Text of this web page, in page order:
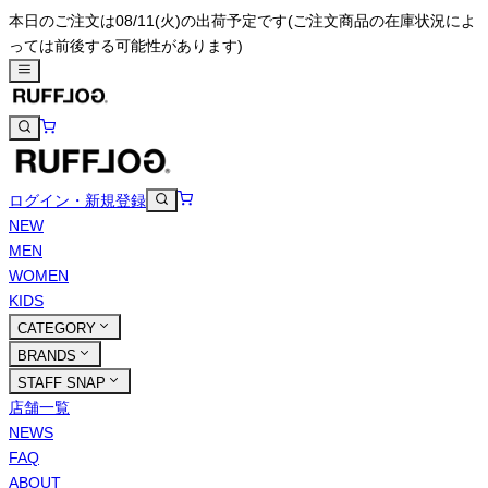
本日のご注文は08/11(火)の出荷予定です(ご注文商品の在庫状況によ
っては前後する可能性があります)
ログイン・新規登録
NEW
MEN
WOMEN
KIDS
CATEGORY
BRANDS
STAFF SNAP
店舗一覧
NEWS
FAQ
ABOUT